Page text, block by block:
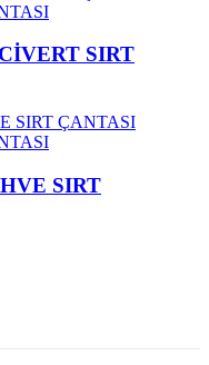
SIRT
SIRT